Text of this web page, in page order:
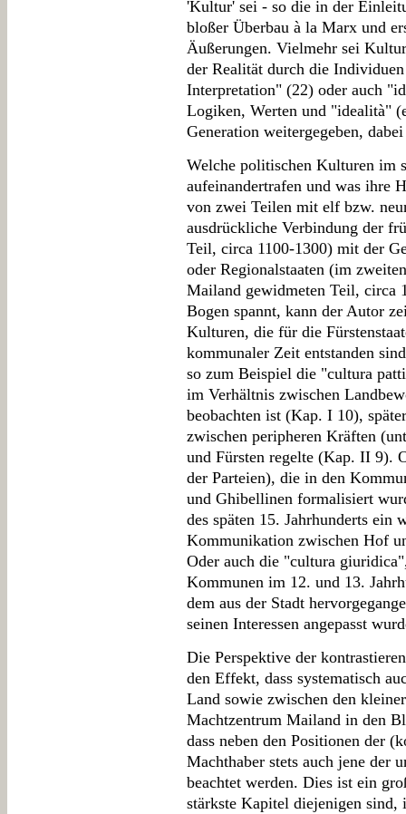
'Kultur' sei - so die in der
bloßer Überbau à la Marx und
Äußerungen. Vielmehr sei
der Realität durch die
Interpretation" (22) oder auch
Logiken, Werten und "idealità"
Generation weitergegeben,
Welche politischen Kulturen im
aufeinandertrafen und was ihre
von zwei Teilen mit elf bzw.
ausdrückliche Verbindung der
Teil, circa 1100-1300) mit der
oder Regionalstaaten (im
Mailand gewidmeten Teil, circa
Bogen spannt, kann der Autor
Kulturen, die für die
kommunaler Zeit entstanden
so zum Beispiel die "cultura
im Verhältnis zwischen
beobachten ist (Kap. I 10),
zwischen peripheren Kräften
und Fürsten regelte (Kap. II 9).
der Parteien), die in den
und Ghibellinen formalisiert
des späten 15. Jahrhunderts
Kommunikation zwischen Hof
Oder auch die "cultura
Kommunen im 12. und 13.
dem aus der Stadt
seinen Interessen angepasst
Die Perspektive der
den Effekt, dass systematisch
Land sowie zwischen den
Machtzentrum Mailand in den
dass neben den Positionen der
Machthaber stets auch jene der
beachtet werden. Dies ist ein
stärkste Kapitel diejenigen sind,